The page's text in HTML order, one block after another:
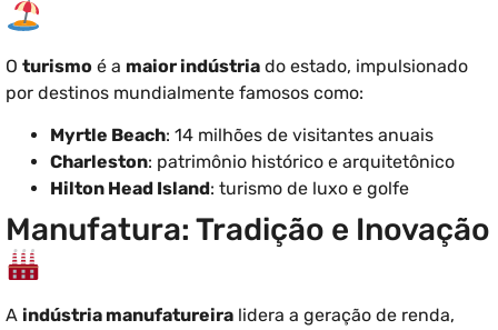
O turismo é a maior indústria do estado, impulsionado
por destinos mundialmente famosos como:
Myrtle Beach: 14 milhões de visitantes anuais
Charleston: patrimônio histórico e arquitetônico
Hilton Head Island: turismo de luxo e golfe
Manufatura: Tradição e Inovação
A indústria manufatureira lidera a geração de renda,